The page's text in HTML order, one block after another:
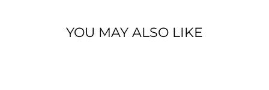
YOU MAY ALSO LIKE